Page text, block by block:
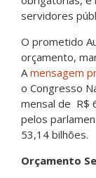
servidores
O prometido
orçamento,
A mensagem
o Congresso
mensal de R$
pelos
53,14 bilhões.
Orçamento